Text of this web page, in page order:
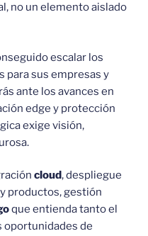
no un elemento aislado
escalar los
para sus empresas y
ante los avances en
edge y protección
exige visión,
cloud, despliegue
productos, gestión
que entienda tanto el
de